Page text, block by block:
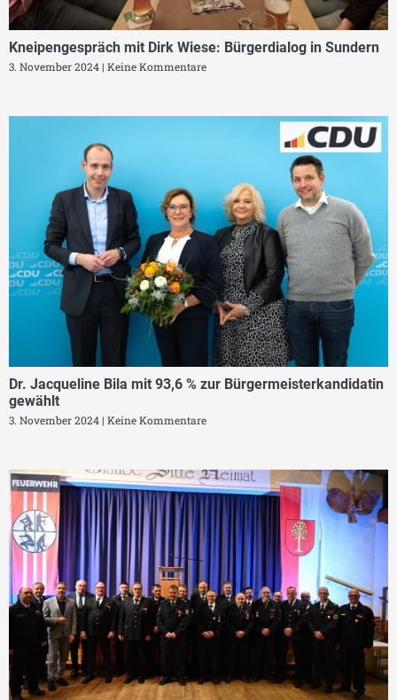
Kneipengespräch mit Dirk Wiese: Bürgerdialog in Sundern
3. November 2024 Keine Kommentare
Dr. Jacqueline Bila mit 93,6 % zur Bürgermeisterkandidatin
gewählt
3. November 2024 Keine Kommentare